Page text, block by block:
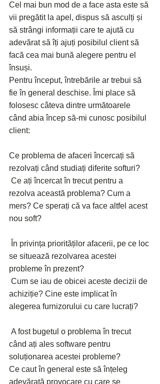
Cel mai bun mod de a face asta este să
vii pregătit la apel, dispus să asculți și
să strângi informații care te ajută cu
adevărat să îți ajuți posibilul client să
facă cea mai bună alegere pentru el
însuși.
Pentru început, întrebările ar trebui să
fie în general deschise. Îmi place să
folosesc câteva dintre următoarele
când abia încep să-mi cunosc posibilul
client:
Ce problema de afaceri încercați să
rezolvați când studiați diferite softuri?
rezolva această problema? Cum a
mers? Ce sperați că va face altfel acest
nou soft?
se situează rezolvarea acestei
probleme în prezent?
achiziție? Cine este implicat în
alegerea furnizorului cu care lucrați?
când ați ales software pentru
soluționarea acestei probleme?
Ce caut în general este să înțeleg
adevărată provocare cu care se